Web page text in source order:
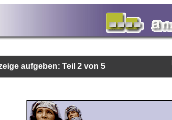
aufgeben: Teil 2 von 5